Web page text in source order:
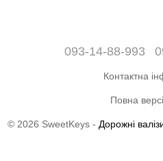
093-14-88-993
Контактна
Повна
© 2026 SweetKeys - Дорожні